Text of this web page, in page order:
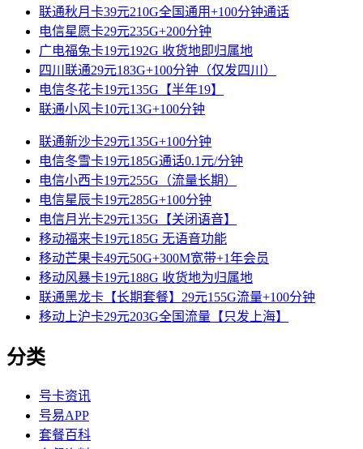
联通秋月卡39元210G全国通用+100分钟通话
电信星愿卡29元235G+200分钟
广电福兔卡19元192G 收货地即归属地
四川联通29元183G+100分钟（仅发四川）
电信冬花卡19元135G【半年19】
联通小风卡10元13G+100分钟
联通新沙卡29元135G+100分钟
电信冬雪卡19元185G通话0.1元/分钟
电信小西卡19元255G（流量长期）
电信星辰卡19元285G+100分钟
电信月光卡29元135G【关闭语音】
移动福来卡19元185G 无语音功能
移动芒果卡49元50G+300M宽带+1年会员
移动风暴卡19元188G 收货地为归属地
联通黑龙卡【长期套餐】29元155G流量+100分钟
移动上沪卡29元203G全国流量【只发上海】
分类
号卡资讯
号易APP
套餐百科